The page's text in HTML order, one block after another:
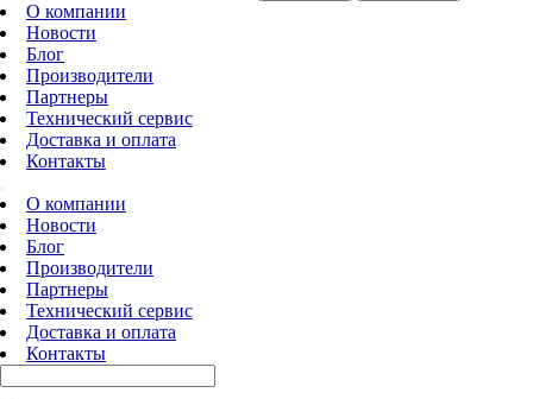
О компании
Новости
Блог
Производители
Партнеры
Технический сервис
Доставка и оплата
Контакты
О компании
Новости
Блог
Производители
Партнеры
Технический сервис
Доставка и оплата
Контакты